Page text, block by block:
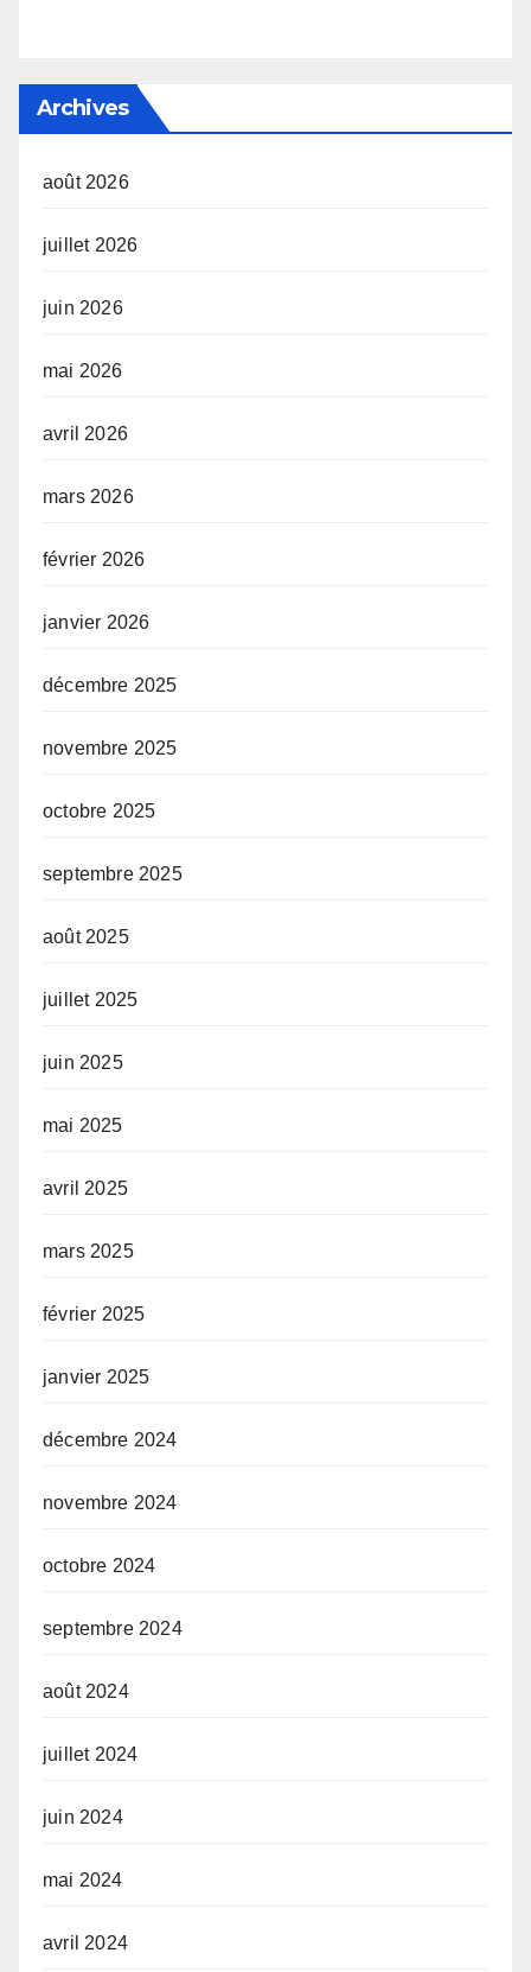
Archives
août 2026
juillet 2026
juin 2026
mai 2026
avril 2026
mars 2026
février 2026
janvier 2026
décembre 2025
novembre 2025
octobre 2025
septembre 2025
août 2025
juillet 2025
juin 2025
mai 2025
avril 2025
mars 2025
février 2025
janvier 2025
décembre 2024
novembre 2024
octobre 2024
septembre 2024
août 2024
juillet 2024
juin 2024
mai 2024
avril 2024